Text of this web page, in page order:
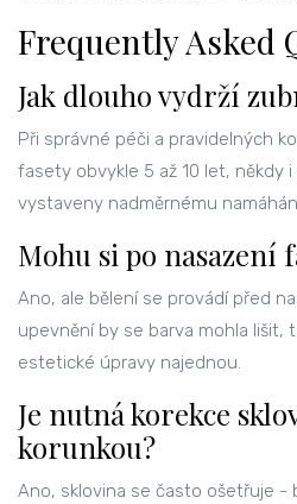
Frequently Asked
Jak dlouho vydrží
Při správné péči a pravidelných
fasety obvykle 5 až 10 let, někdy
vystaveny nadměrnému
Mohu si po nasazení
Ano, ale bělení se provádí před
upevnění by se barva mohla lišit,
estetické úpravy najednou.
Je nutná korekce
korunkou?
Ano, sklovina se často ošetřuje -